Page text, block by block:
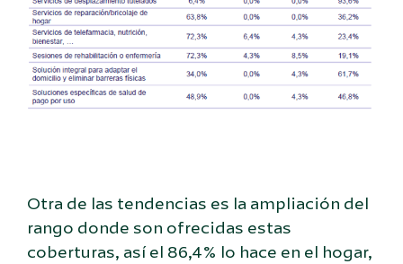
Otra de las tendencias es la ampliación del
rango donde son ofrecidas estas
coberturas, así el 86,4% lo hace en el hogar,